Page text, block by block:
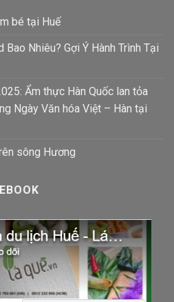
bé tại Huế
Bao Nhiêu? Gợi Ý Hành Trình Tại
Ẩm thực Hàn Quốc lan tỏa
Ngày Văn hóa Việt – Hàn tại
sông Hương